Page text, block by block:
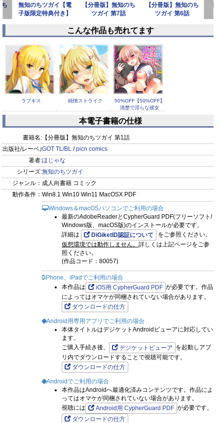
ち
無知のちツガイ【電
子版限定特典付き】
【分冊版】無知のち
ツガイ 第7話
【分冊版】無知のち
ツガイ 第6話
prev next
こんな作品も売れてます
ラブキス 純情ストライク 50%OFF 【50%OFF】
清楚で淫らな彼女
女教師の不文律
純愛まにあっく～
RePure～
本電子書籍の仕様
書籍名: 【分冊版】無知のちツガイ 第1話
出版社/レーベル:GOT TL/BL /picn comics
著者:ほじゃな
シリーズ:無知のちツガイ
ジャンル： 成人向書籍 コミック
動作条件： Win8.1 Win10 Win11 MacOSX PDF
Windows＆macOSパソコンでご利用の場合
最新のAdobeReaderとCypherGuard PDF(フリーソフト/
Windows版、macOS版)のインストールが必要です。
詳細は
DiGiketID認証について
をご参照ください。
仮想環境では動作しません。 詳しくは上記ページをご参
照ください。
(作品コード：80057)
iPhone、iPadでご利用の場合
本作品は
iOS用 CypherGuard PDF が必要です。作品
によってはオマケが同梱されていない場合があります。
ダウンロードの仕方
Android用専用アプリでご利用の場合
本体タイトルはデジケットAndroidビューアに対応してい
ます。
ご購入手続き後、
デジケットビューア を起動しアプ
リ内でダウンロードすることで視聴可能です。
ダウンロードの仕方
Androidでご利用の場合
本作品はAndroidへ最適化済みコンテンツです。作品によ
ってはオマケが同梱されていない場合があります。
視聴には
Android用 CypherGuard PDF が必要です。
ダウンロードの仕方